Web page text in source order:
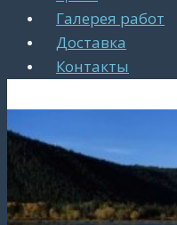
Галерея работ
Доставка
Контакты